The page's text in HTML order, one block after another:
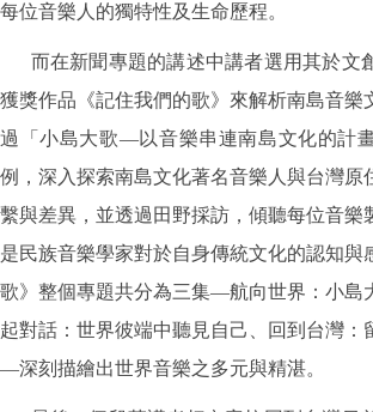
每位音樂人的獨特性及生命歷程。
而在新聞專題的講述中講者選用其於文
獲獎作品《記住我們的歌》來解析南島音樂
過「小島大歌—以音樂串連南島文化的計
例，深入探索南島文化著名音樂人與台灣原
繫與差異，並透過田野採訪，傾聽每位音樂
是民族音樂學家對於自身傳統文化的認知與
歌》整個專題共分為三集—航向世界：小島
起對話：世界彼端中聽見自己、回到台灣：
—深刻描繪出世界音樂之多元與精湛。